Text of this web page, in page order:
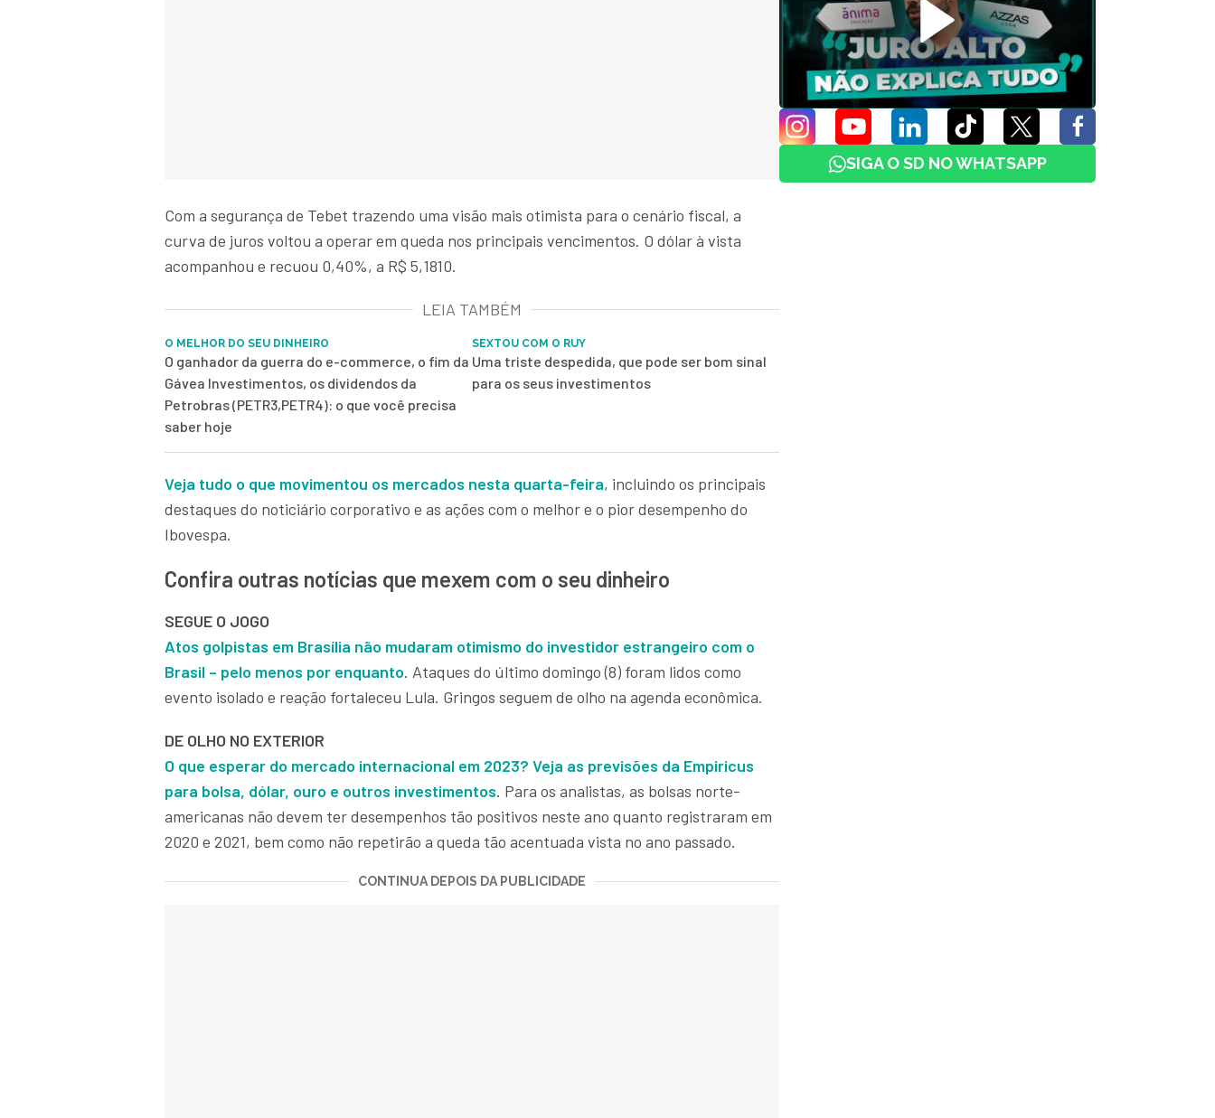
Com a segurança de Tebet trazendo uma visão mais otimista para o cenário fiscal, a
curva de juros voltou a operar em queda nos principais vencimentos. O dólar à vista
acompanhou e recuou 0,40%, a R$ 5,1810.
LEIA TAMBÉM
O MELHOR DO SEU DINHEIRO
O ganhador da guerra do e-commerce, o fim da
Gávea Investimentos, os dividendos da
Petrobras (PETR3,PETR4): o que você precisa
saber hoje
SEXTOU COM O RUY
Uma triste despedida, que pode ser bom sinal
para os seus investimentos
Veja tudo o que movimentou os mercados nesta quarta-feira, incluindo os principais
destaques do noticiário corporativo e as ações com o melhor e o pior desempenho do
Ibovespa.
Confira outras notícias que mexem com o seu dinheiro
SEGUE O JOGO
Atos golpistas em Brasília não mudaram otimismo do investidor estrangeiro com o
Brasil – pelo menos por enquanto. Ataques do último domingo (8) foram lidos como
evento isolado e reação fortaleceu Lula. Gringos seguem de olho na agenda econômica.
DE OLHO NO EXTERIOR
O que esperar do mercado internacional em 2023? Veja as previsões da Empiricus
para bolsa, dólar, ouro e outros investimentos. Para os analistas, as bolsas norte-
americanas não devem ter desempenhos tão positivos neste ano quanto registraram em
2020 e 2021, bem como não repetirão a queda tão acentuada vista no ano passado.
CONTINUA DEPOIS DA PUBLICIDADE
SIGA O SD NO WHATSAPP